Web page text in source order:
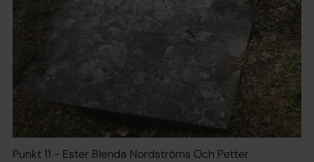
Punkt 11 - Ester Blenda Nordströms Och Petter